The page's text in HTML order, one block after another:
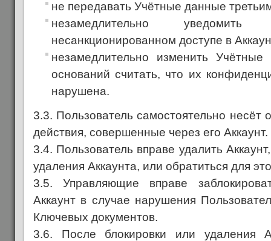
не передавать Учётные данные
незамедлительно
несанкционированном доступе в
незамедлительно изменить
оснований считать, что их
нарушена.
3.3. Пользователь самостоятельно несёт
действия, совершенные через его Аккаунт.
3.4. Пользователь вправе удалить
удаления Аккаунта, или обратиться для
3.5. Управляющие вправе
Аккаунт в случае нарушения
Ключевых документов.
3.6. После блокировки или удаления